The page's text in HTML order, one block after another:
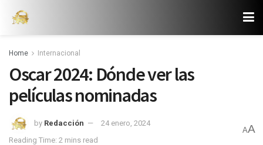
Home Internacional
Oscar 2024: Dónde ver las
películas nominadas
by Redacción
24 enero, 2024
Reading Time: 2 mins read
AA